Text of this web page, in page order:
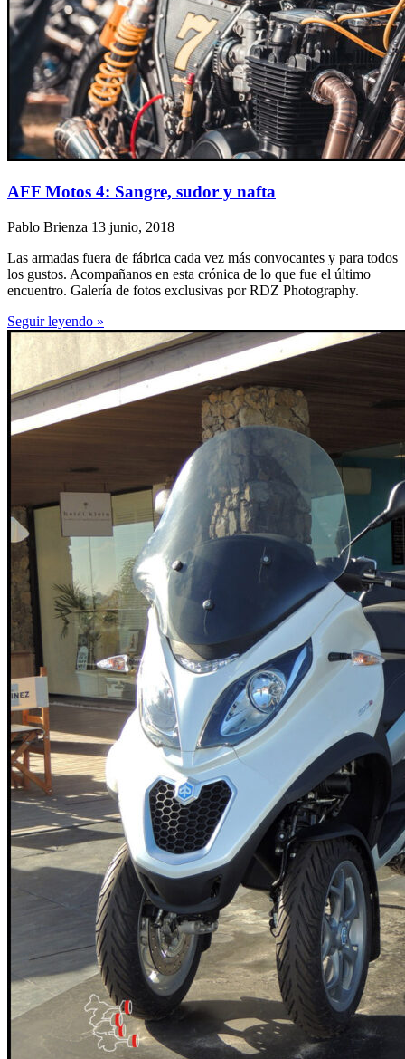
AFF Motos 4: Sangre, sudor y nafta
Pablo Brienza 13 junio, 2018
Las armadas fuera de fábrica cada vez más convocantes y para todos
los gustos. Acompañanos en esta crónica de lo que fue el último
encuentro. Galería de fotos exclusivas por RDZ Photography.
Seguir leyendo »